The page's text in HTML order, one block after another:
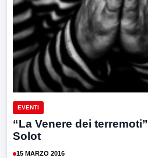
EVENTI
“La Venere dei
Solot
15 MARZO 2016